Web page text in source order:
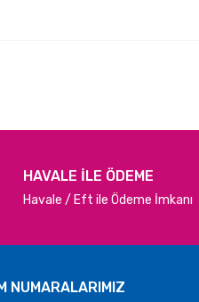
HAVALE İLE ÖDEME
Havale / Eft ile Ödeme İmkanı
NUMARALARIMIZ